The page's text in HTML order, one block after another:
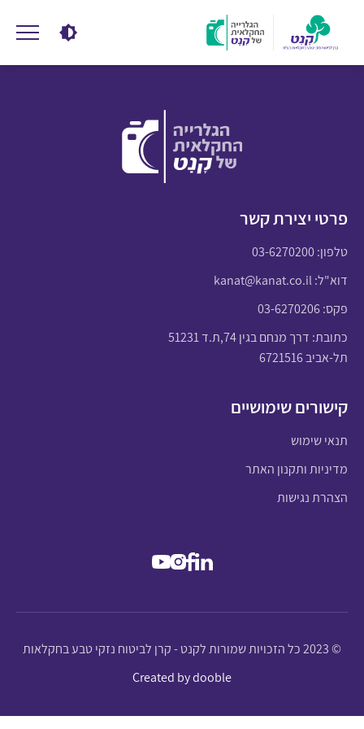
פרטי יצירת קשר
טלפון:03-6270200
דוא"ל:kanat@kanat.co.il
פקס: 03-6270206
כתובת: דרך מנחם בגין 74,ת.ד 51231
תל-אביב 6721516
קישורים שימושיים
תנאי שימוש
מדיניות ותקנון האתר
הצהרת נגישות
© 2023 כל הזכויות שמורות לקנט - קרן לביטוח נזקי טבע בחקלאות
Created by dooble